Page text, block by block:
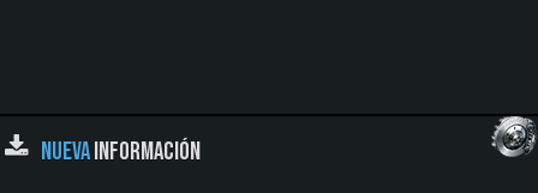
NUEVAINFORMACIÓN